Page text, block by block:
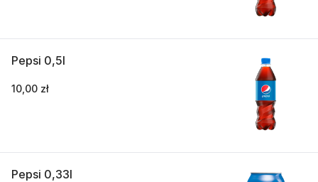
Pepsi 0,5l
10,00 zł
Pepsi 0,33l